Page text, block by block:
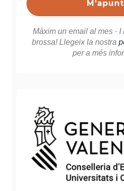
Màxim un email al mes ·
brossa! Llegeix la nostra
per a més